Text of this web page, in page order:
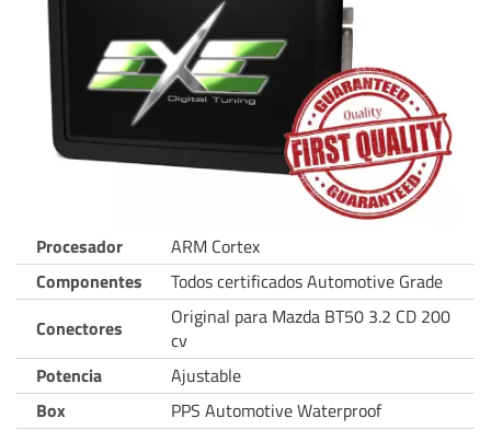
Procesador
ARM Cortex
Componentes
Todos certificados Automotive Grade
Conectores
Original para Mazda BT50 3.2 CD 200
cv
Potencia
Ajustable
Box
PPS Automotive Waterproof